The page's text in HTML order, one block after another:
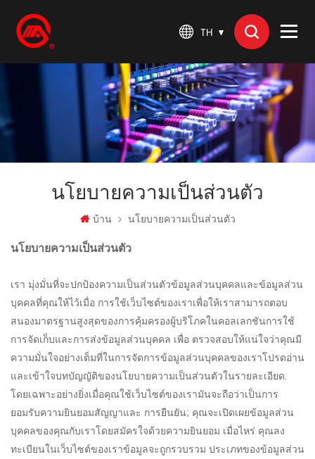
TH
นโยบายความเป็นส่วนตัว
บ้าน นโยบายความเป็นส่วนตัว
นโยบายความเป็นส่วนตัว
เรา มุ่งมั่นที่จะปกป้องความเป็นส่วนตัวข้อมูลส่วนบุคคลและข้อมูลส่วน
บุคคลที่คุณให้ไว้เมื่อ การใช้เว็บไซต์ของเราเพื่อให้เราสามารถตอบ
สนองมาตรฐานสูงสุดของการคุ้มครองผู้บริโภคในคอลเลกชันการใช้
การจัดเก็บและการส่งข้อมูลส่วนบุคคล เพื่อ ตรวจสอบให้แน่ใจว่าคุณมี
ความมั่นใจอย่างเต็มที่ในการจัดการข้อมูลส่วนบุคคลของเราโปรดอ่าน
และเข้าใจบทบัญญัติของนโยบายความเป็นส่วนตัวในรายละเอียด.
โดยเฉพาะอย่างยิ่งเมื่อคุณใช้เว็บไซต์ของเรามันจะถือว่าเป็นการ
ยอมรับความยินยอมสัญญาและ การยืนยัน; คุณจะเปิดเผยข้อมูลส่วน
บุคคลของคุณกับเราโดยสมัครใจด้วยความยินยอม เมื่อไหร่ คุณลง
ทะเบียนในเว็บไซต์ของเราข้อมูลจะถูกรวบรวม ประเภทของข้อมูลส่วน